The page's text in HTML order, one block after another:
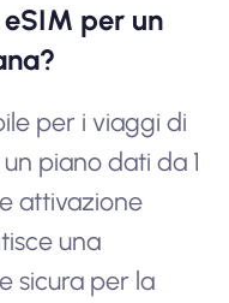
per un
per i viaggi di
piano dati da 1
attivazione
una
sicura per la